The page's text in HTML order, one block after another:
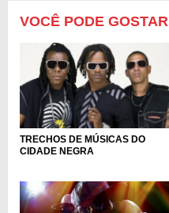
VOCÊ PODE GOSTAR
TRECHOS DE MÚSICAS DO
CIDADE NEGRA